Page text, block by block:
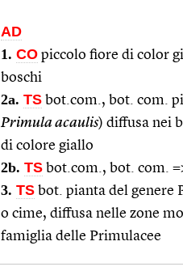
AD
1. CO piccolo fiore di color
boschi
2a. TS bot.com., bot. com.
Primula acaulis) diffusa nei
di colore giallo
2b. TS bot.com., bot. com.
3. TS bot. pianta del genere
o cime, diffusa nelle zone
famiglia delle Primulacee